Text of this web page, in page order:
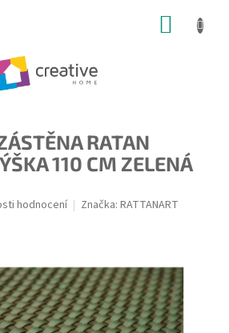
RATAN
110 CM ZELENÁ
hodnocení Značka: RATTANART